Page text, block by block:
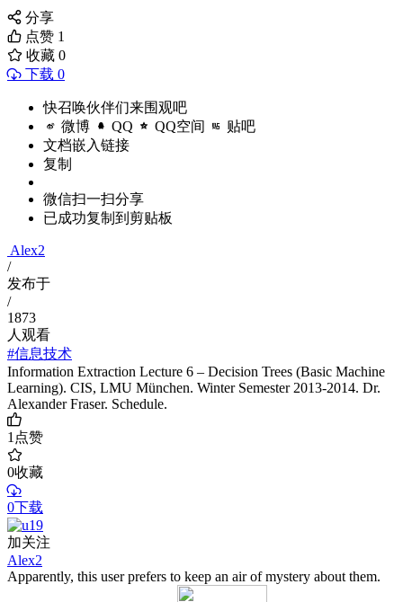
分享
点赞 1
收藏 0
下载 0
快召唤伙伴们来围观吧
微博 QQ QQ空间 贴吧
文档嵌入链接
复制
微信扫一扫分享
已成功复制到剪贴板
Alex2
/
发布于
/
1873
人观看
#信息技术
Information Extraction Lecture 6 – Decision Trees (Basic Machine
Learning). CIS, LMU München. Winter Semester 2013-2014. Dr.
Alexander Fraser. Schedule.
1点赞
0收藏
0下载
加关注
Alex2
Apparently, this user prefers to keep an air of mystery about them.